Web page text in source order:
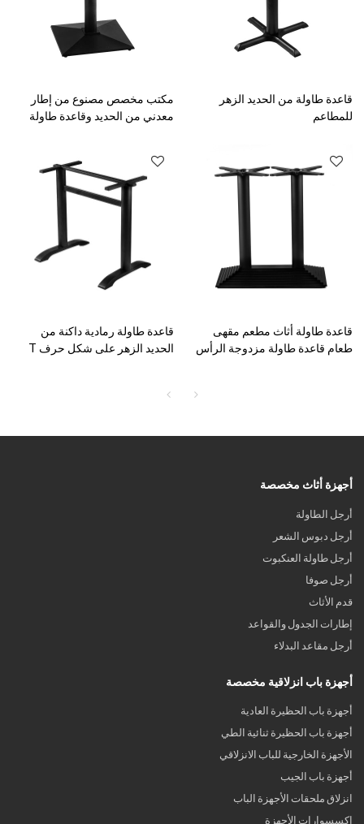
قاعدة طاولة من الحديد الزهر
للمطاعم
مكتب مخصص مصنوع من إطار
معدني من الحديد وقاعدة طاولة
قاعدة طاولة أثاث مطعم مقهى
طعام قاعدة طاولة مزدوجة الرأس
قاعدة طاولة رمادية داكنة من
الحديد الزهر على شكل حرف T
أجهزة أثاث مخصصة
أرجل الطاولة
أرجل دبوس الشعر
أرجل طاولة العنكبوت
أرجل صوفا
قدم الأثاث
إطارات الجدول والقواعد
أرجل مقاعد البدلاء
أجهزة باب انزلاقية مخصصة
أجهزة باب الحظيرة العادية
أجهزة باب الحظيرة ثنائية الطي
الأجهزة الخارجية للباب الانزلاقي
أجهزة باب الجيب
انزلاق ملحقات الأجهزة الباب
اكسسوارات الأجهزة